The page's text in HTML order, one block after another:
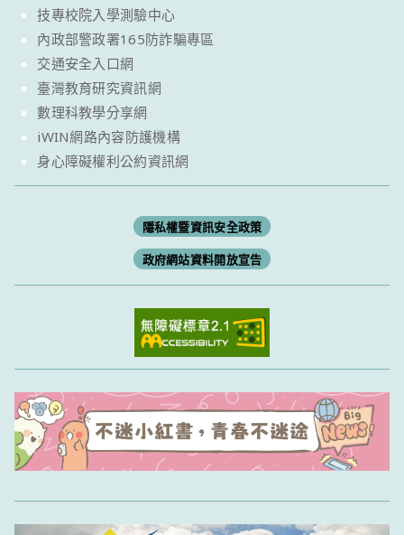
技專校院入學測驗中心
內政部警政署165防詐騙專區
交通安全入口網
臺灣教育研究資訊網
數理科教學分享網
iWIN網路內容防護機構
身心障礙權利公約資訊網
隱私權暨資訊安全政策
政府網站資料開放宣告